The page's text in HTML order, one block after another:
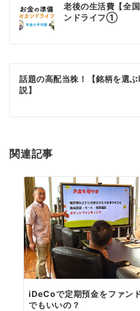
稿
ビ
ゲ
ー
シ
ン
老後の生活費【全
ンドライフ①
話題の高配当株！【銘柄を選
説】
関連記事
iDeCoで定期預金をファン
でもいいの？